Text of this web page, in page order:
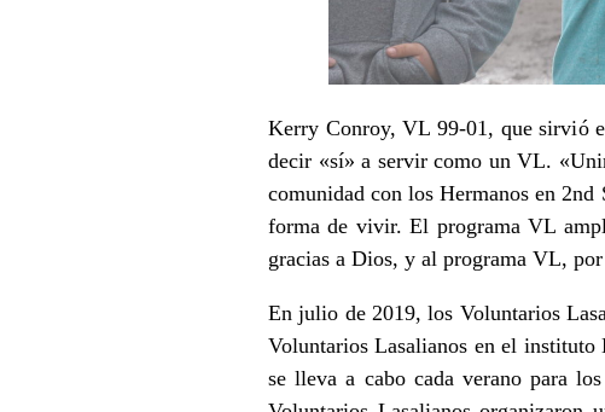
Kerry Conroy, VL 99-01, que sirvió
decir «sí» a servir como un VL.
comunidad con los Hermanos en
forma de vivir. El programa VL
gracias a Dios, y al programa VL,
En julio de 2019, los Voluntarios
Voluntarios Lasalianos en el instituto
se lleva a cabo cada verano para